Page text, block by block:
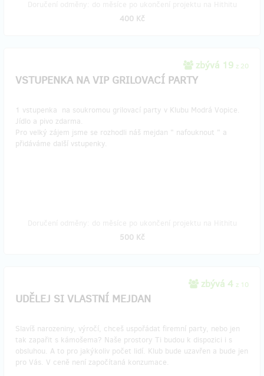
400 Kč
zbývá 19 z 20
VSTUPENKA NA VIP GRILOVACÍ PARTY
1 vstupenka na soukromou grilovací party v Klubu Modrá Vopice.
Jídlo a pivo zdarma.
Pro velký zájem jsme se rozhodli náš mejdan " nafouknout " a
přidáváme další vstupenky.
500 Kč
zbývá 4 z 10
UDĚLEJ SI VLASTNÍ MEJDAN
Slavíš narozeniny, výročí, chceš uspořádat firemní party, nebo jen
tak zapařit s kámošema? Naše prostory Ti budou k dispozici i s
obsluhou. A to pro jakýkoliv počet lidí. Klub bude uzavřen a bude jen
pro Vás. V ceně není započítaná konzumace.